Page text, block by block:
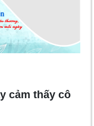
cảm thấy cô